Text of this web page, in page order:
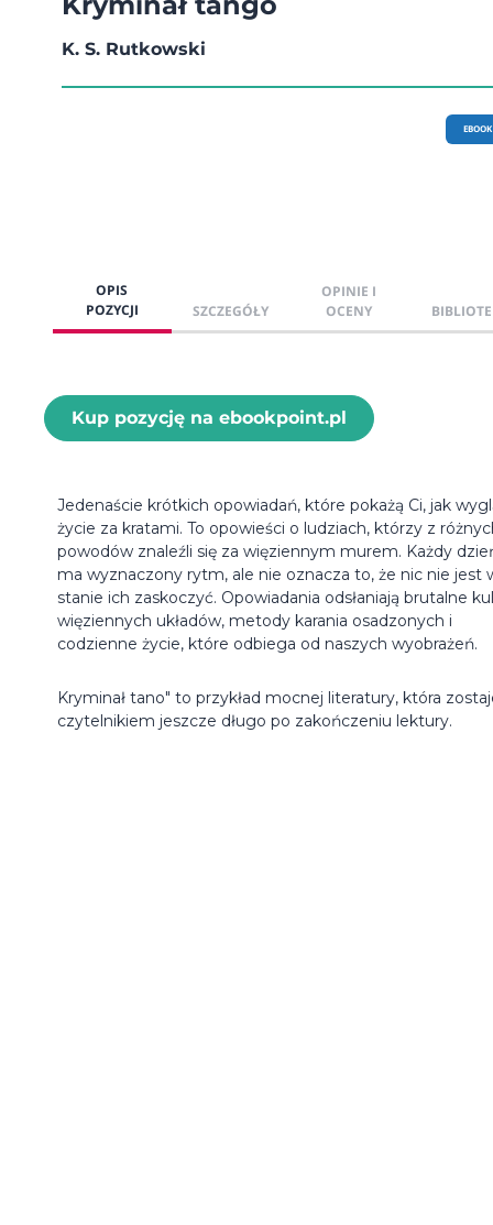
K. S. Rutkowski
EBOOK
OPIS
POZYCJI
SZCZEGÓŁY
OPINIE I
OCENY
Kup pozycję na ebookpoint.pl
Jedenaście krótkich opowiadań, które pokażą Ci, jak
życie za kratami. To opowieści o ludziach, którzy z
powodów znaleźli się za więziennym murem. Każdy
ma wyznaczony rytm, ale nie oznacza to, że nic nie jest
stanie ich zaskoczyć. Opowiadania odsłaniają brutalne
więziennych układów, metody karania osadzonych i
codzienne życie, które odbiega od naszych wyobrażeń.
Kryminał tano" to przykład mocnej literatury, która
czytelnikiem jeszcze długo po zakończeniu lektury.